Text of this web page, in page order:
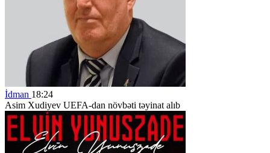
İdman 18:24
Asim Xudiyev UEFA-dan növbəti təyinat alıb